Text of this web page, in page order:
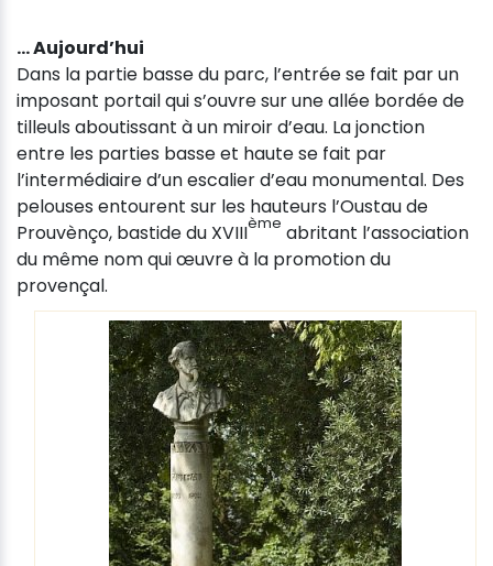
… Aujourd’hui
Dans la partie basse du parc, l’entrée se fait par un
imposant portail qui s’ouvre sur une allée bordée de
tilleuls aboutissant à un miroir d’eau. La jonction
entre les parties basse et haute se fait par
l’intermédiaire d’un escalier d’eau monumental. Des
pelouses entourent sur les hauteurs l’Oustau de
Prouvènço, bastide du XVIIIème abritant l’association
du même nom qui œuvre à la promotion du
provençal.